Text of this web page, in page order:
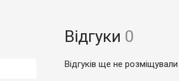
Відгуки 0
Відгуків ще не розміщували